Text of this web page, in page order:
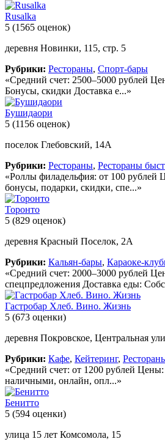
Rusalka
5 (1565 оценок)
деревня Новинки, 115, стр. 5
Рубрики: Рестораны, Спорт-бары
«Средний счет: 2500–5000 рублей
Бонусы, скидки Доставка е...»
Бушидаори
5 (1156 оценок)
поселок Глебовский, 14А
Рубрики: Рестораны, Рестораны
«Роллы филадельфия: от 100 рублей
бонусы, подарки, скидки, спе...»
Торонто
5 (829 оценок)
деревня Красный Поселок, 2А
Рубрики: Кальян-бары, Караоке-
«Средний счет: 2000–3000 рублей
спецпредложения Доставка еды:
Гастробар Хлеб. Вино. Жизнь
5 (673 оценки)
деревня Покровское, Центральная
Рубрики: Кафе, Кейтеринг,
«Средний счет: от 1200 рублей
наличными, онлайн, опл...»
Бенитто
5 (594 оценки)
улица 15 лет Комсомола, 15